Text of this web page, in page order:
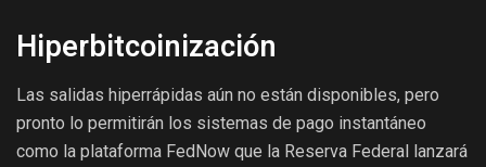
Hiperbitcoinización
Las salidas hiperrápidas aún no están disponibles, pero
pronto lo permitirán los sistemas de pago instantáneo
como la plataforma FedNow que la Reserva Federal lanzará